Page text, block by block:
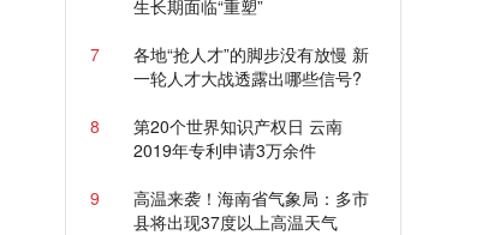
生长期面临“重塑”
7
各地“抢人才”的脚步没有放慢 新
一轮人才大战透露出哪些信号?
8
第20个世界知识产权日 云南
2019年专利申请3万余件
9
高温来袭！海南省气象局：多市
县将出现37度以上高温天气